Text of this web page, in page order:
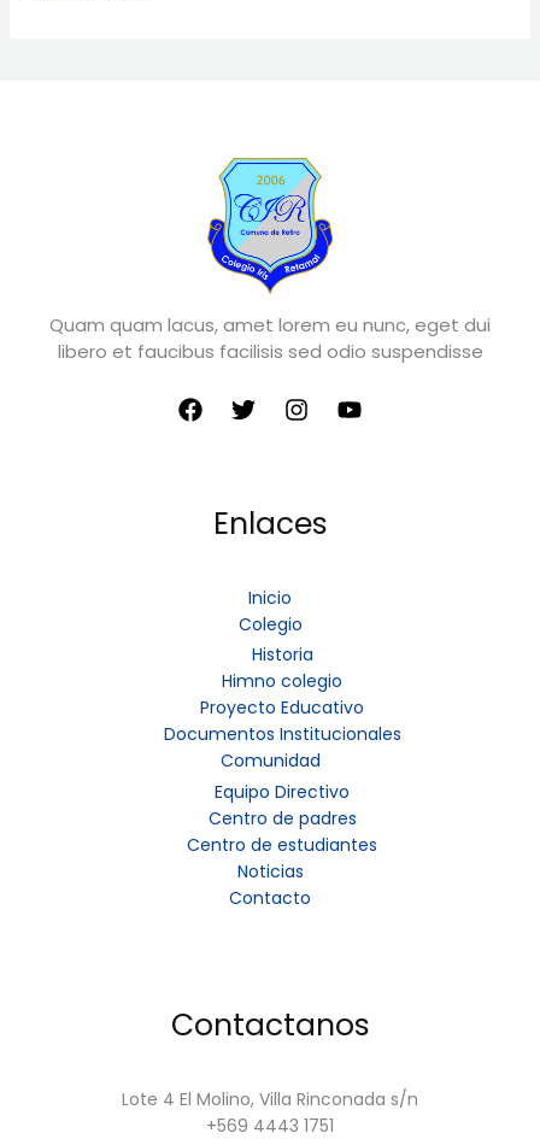
Quam quam lacus, amet lorem eu nunc, eget dui
libero et faucibus facilisis sed odio suspendisse
Enlaces
Inicio
Colegio
Historia
Himno colegio
Proyecto Educativo
Documentos Institucionales
Comunidad
Equipo Directivo
Centro de padres
Centro de estudiantes
Noticias
Contacto
Contactanos
Lote 4 El Molino, Villa Rinconada s/n
+569 4443 1751